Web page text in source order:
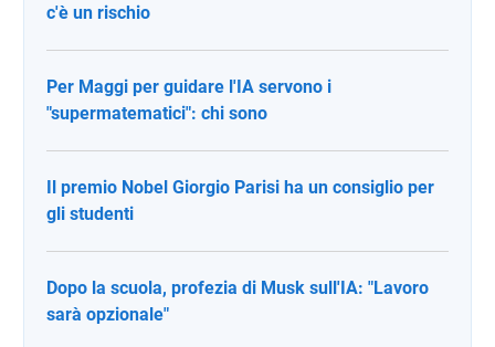
c'è un rischio
Per Maggi per guidare l'IA servono i
"supermatematici": chi sono
Il premio Nobel Giorgio Parisi ha un consiglio per
gli studenti
Dopo la scuola, profezia di Musk sull'IA: "Lavoro
sarà opzionale"